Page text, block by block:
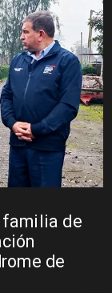
familia de
de